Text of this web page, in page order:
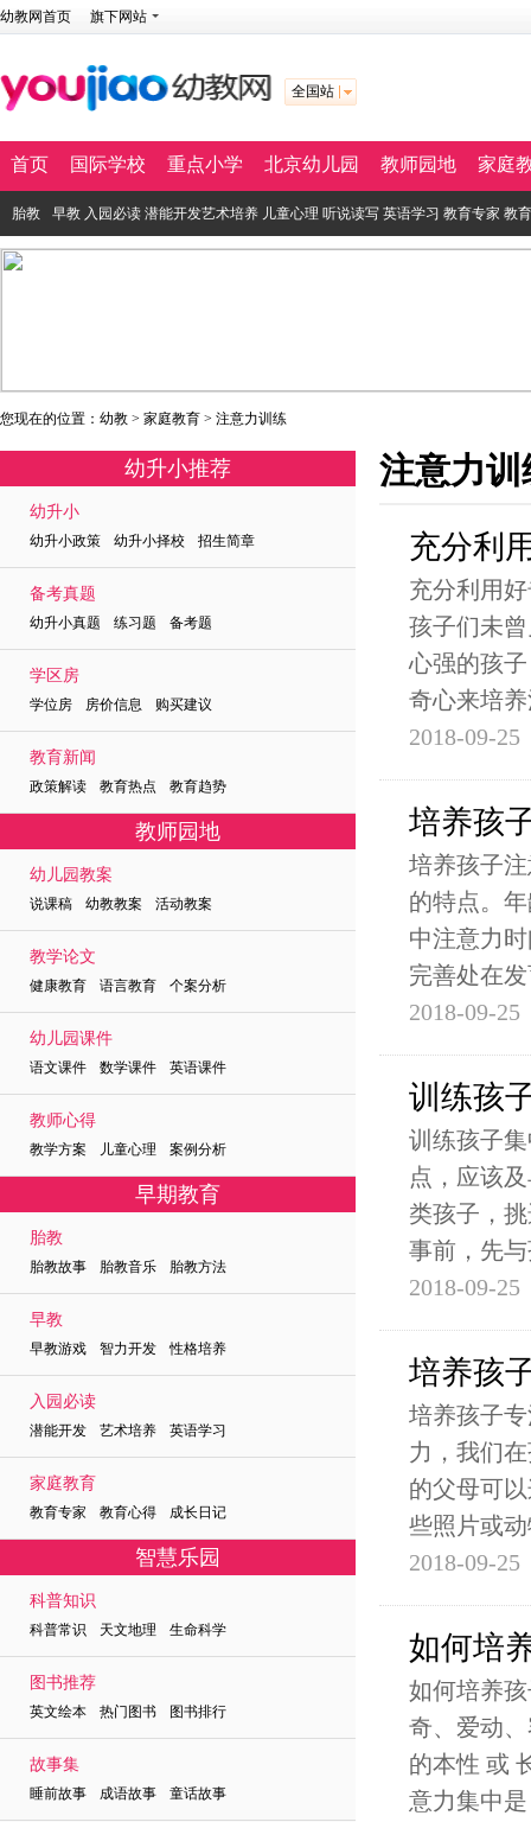
幼教网首页 旗下网站
全国站
首页 国际学校 重点小学 北京幼儿园 教师园地 家庭
胎教 早教 入园必读 潜能开发艺术培养 儿童心理 听说读写 英语学习 教育专家 教
您现在的位置： 幼教 > 家庭教育 > 注意力训练
幼升小推荐
幼升小
幼升小政策 幼升小择校 招生简章
备考真题
幼升小真题 练习题 备考题
学区房
学位房 房价信息 购买建议
教育新闻
政策解读 教育热点 教育趋势
教师园地
幼儿园教案
说课稿 幼教教案 活动教案
教学论文
健康教育 语言教育 个案分析
幼儿园课件
语文课件 数学课件 英语课件
教师心得
教学方案 儿童心理 案例分析
早期教育
胎教
胎教故事 胎教音乐 胎教方法
早教
早教游戏 智力开发 性格培养
入园必读
潜能开发 艺术培养 英语学习
家庭教育
教育专家 教育心得 成长日记
智慧乐园
科普知识
科普常识 天文地理 生命科学
图书推荐
英文绘本 热门图书 图书排行
故事集
睡前故事 成语故事 童话故事
注意力训
充分利
充分利用
孩子们未
心强的孩
奇心来培
2018-09-25
培养
培养孩子
的特点。
中注意力
完善处在
2018-09-25
训练孩
训练孩子
点，应该
类孩子，
事前，先
2018-09-25
培养孩
培养孩子
力，我们
的父母可
些照片或
2018-09-25
如何培
如何培养
奇、爱动
的本性 或
意力集中是